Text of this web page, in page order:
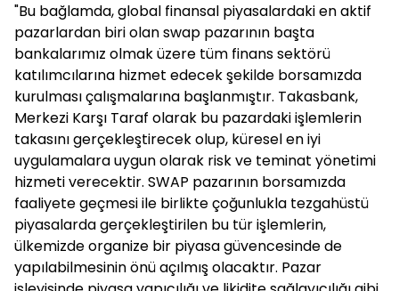
"Bu bağlamda, global finansal piyasalardaki en aktif
pazarlardan biri olan swap pazarının başta
bankalarımız olmak üzere tüm finans sektörü
katılımcılarına hizmet edecek şekilde borsamızda
kurulması çalışmalarına başlanmıştır. Takasbank,
Merkezi Karşı Taraf olarak bu pazardaki işlemlerin
takasını gerçekleştirecek olup, küresel en iyi
uygulamalara uygun olarak risk ve teminat yönetimi
hizmeti verecektir. SWAP pazarının borsamızda
faaliyete geçmesi ile birlikte çoğunlukla tezgahüstü
piyasalarda gerçekleştirilen bu tür işlemlerin,
ülkemizde organize bir piyasa güvencesinde de
yapılabilmesinin önü açılmış olacaktır. Pazar